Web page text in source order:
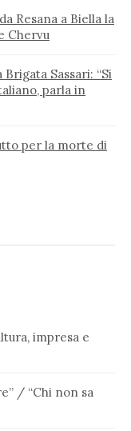
Resana a Biella la
Chervu
Sassari: “Si
parla in
per la morte di
impresa e
/ “Chi non sa